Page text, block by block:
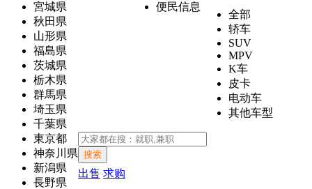
宮城県
秋田県
山形県
福島県
茨城県
栃木県
群馬県
埼玉県
千葉県
東京都
神奈川県
新潟県
長野県
便民信息
全部
轿车
SUV
MPV
K车
皮卡
电动车
其他车型
搜索
出售 求购